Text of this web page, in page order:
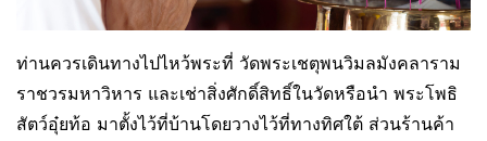
ท่านควรเดินทางไปไหว้พระที่ วัดพระเชตุพนวิมลมังคลาราม
ราชวรมหาวิหาร และเช่าสิ่งศักดิ์สิทธิ์ในวัดหรือนำ พระโพธิ
สัตว์อุ๋ยท้อ มาตั้งไว้ที่บ้านโดยวางไว้ที่ทางทิศใต้ ส่วนร้านค้า